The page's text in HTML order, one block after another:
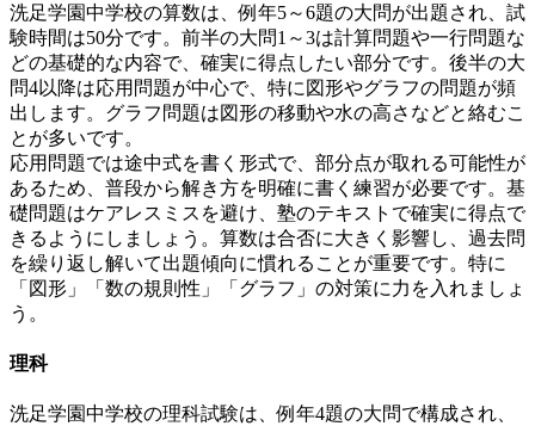
洗足学園中学校の算数は、例年5～6題の大問が出題され、試
験時間は50分です。前半の大問1～3は計算問題や一行問題な
どの基礎的な内容で、確実に得点したい部分です。後半の大
問4以降は応用問題が中心で、特に図形やグラフの問題が頻
出します。グラフ問題は図形の移動や水の高さなどと絡むこ
とが多いです。
応用問題では途中式を書く形式で、部分点が取れる可能性が
あるため、普段から解き方を明確に書く練習が必要です。基
礎問題はケアレスミスを避け、塾のテキストで確実に得点で
きるようにしましょう。算数は合否に大きく影響し、過去問
を繰り返し解いて出題傾向に慣れることが重要です。特に
「図形」「数の規則性」「グラフ」の対策に力を入れましょ
う。
理科
洗足学園中学校の理科試験は、例年4題の大問で構成され、